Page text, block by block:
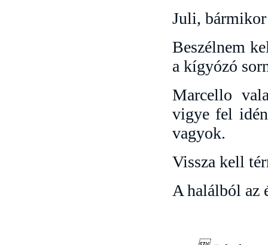
Juli, bármikor
Beszélnem
a kígyózó
Marcello
vigye fel
vagyok.
Vissza kell
A halálból az